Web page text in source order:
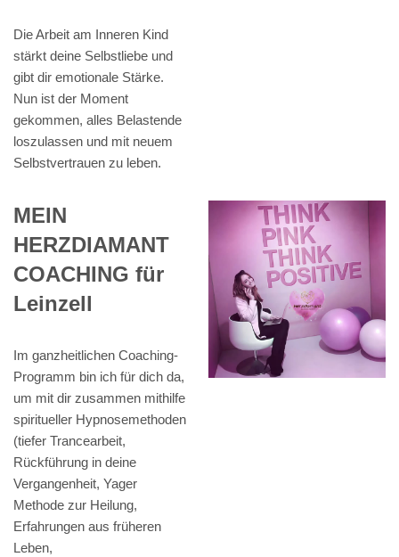
Die Arbeit am Inneren Kind
stärkt deine Selbstliebe und
gibt dir emotionale Stärke.
Nun ist der Moment
gekommen, alles Belastende
loszulassen und mit neuem
Selbstvertrauen zu leben.
MEIN
HERZDIAMANT
COACHING für
Leinzell
Im ganzheitlichen Coaching-
Programm bin ich für dich da,
um mit dir zusammen mithilfe
spiritueller Hypnosemethoden
(tiefer Trancearbeit,
Rückführung in deine
Vergangenheit, Yager
Methode zur Heilung,
Erfahrungen aus früheren
Leben,